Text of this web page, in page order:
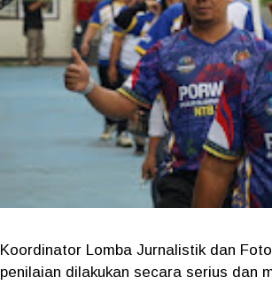
Koordinator Lomba Jurnalistik dan
penilaian dilakukan secara serius dan